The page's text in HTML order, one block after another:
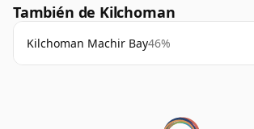
También de Kilchoman
Kilchoman Machir Bay46%